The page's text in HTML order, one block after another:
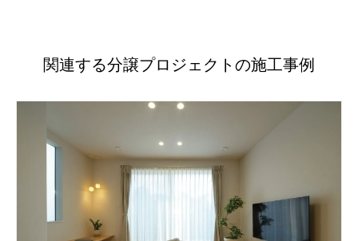
関連する分譲プロジェクトの施工事例